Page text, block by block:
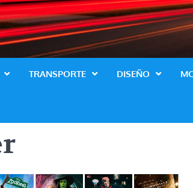
Lo Ultimo
TRANSPORTE DISEÑO